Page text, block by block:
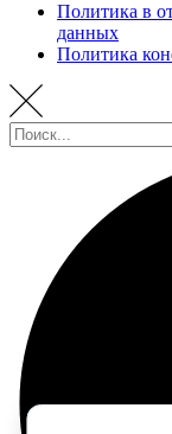
Политика в
данных
Политика